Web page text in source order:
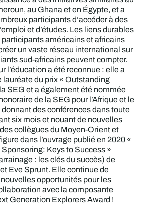
au Ghana et en Égypte, et a
participants d’accéder à des
et d’études. Les liens durables
américains et africains
un vaste réseau international sur
sud-africains peuvent compter.
l’éducation a été reconnue : elle a
lauréate du prix « Outstanding
SEG et a également été nommée
de la SEG pour l’Afrique et le
des conférences dans toute
six mois et nouant de nouvelles
collègues du Moyen-Orient et
dans l’ouvrage publié en 2020 «
Keys to Success »
: les clés du succès) de
Eve Sprunt. Elle continue de
opportunités pour les
avec la composante
Generation Explorers Award !